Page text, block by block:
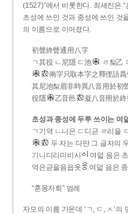
(1527)”에서 비롯한다. 최세진은
초성에 쓰인 것과 종성에 쓰인 것
의 이름으로 이어졌다.
初聲終聲通用八字
ㄱ其役 ㄴ尼隱 ㄷ池
ㄹ梨乙
兩字只取本字之釋俚語爲
其尼池梨眉非時異八音用於初
役隱
乙音邑 凝八音用於終
초성과 종성에 두루 쓰이는 여
ㄱ기역 ㄴ니은 ㄷ디귿 ㄹ리을
두 자는 다만 그 글자의
기니디리미비시
여덟 음은
역은귿을음읍옷
여덟 음은
“훈몽자회” 범례
자모의 이름 가운데 ‘ㄱ, ㄷ, ㅅ’